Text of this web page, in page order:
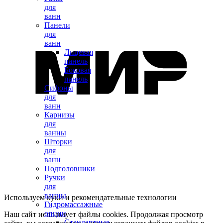
для
ванн
Панели
для
ванн
Лицевая
панель
Боковая
панель
Сифоны
для
ванн
Карнизы
для
ванны
Шторки
для
ванн
Подголовники
Ручки
для
ванны
Гидромассажные
опции
Используем куки и рекомендательные технологии
Наш сайт использует файлы cookies. Продолжая просмотр